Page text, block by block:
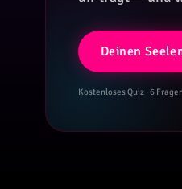
Deinen
Kostenloses Quiz · 6